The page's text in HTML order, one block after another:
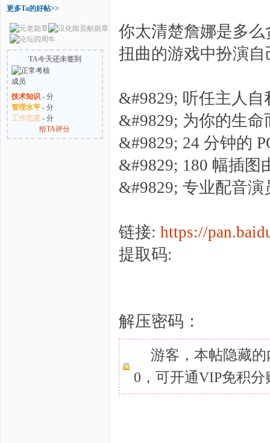
【Nellielle2】 INCHES
更多Ta的好帖>>
TA今天还未签到
技术知识- 分
管理水平- 分
工作态度- 分
给TA评分
你太清楚詹娜是多
扭曲的游戏中扮演
&#9829; 听任主人自
&#9829; 为你的生
&#9829; 24 分钟的
&#9829; 180 幅插图
&#9829; 专业配音演
链接: https://
提取码:
解压密码：
游客，本帖隐藏
0，可开通VIP免积分